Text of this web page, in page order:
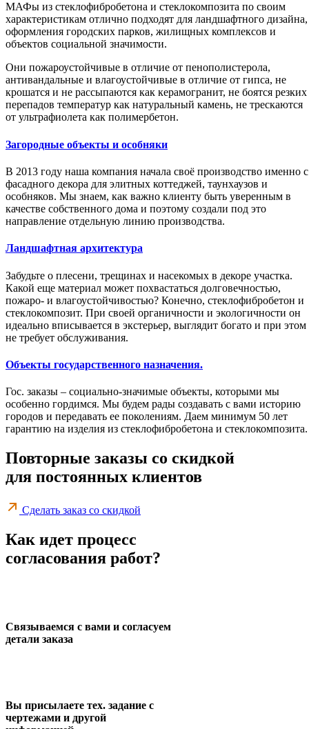
МАФы из стеклофибробетона и стеклокомпозита по своим
характеристикам отлично подходят для ландшафтного дизайна,
оформления городских парков, жилищных комплексов и
объектов социальной значимости.
Они пожароустойчивые в отличие от пенополистерола,
антивандальные и влагоустойчивые в отличие от гипса, не
крошатся и не рассыпаются как керамогранит, не боятся резких
перепадов температур как натуральный камень, не трескаются
от ультрафиолета как полимербетон.
Загородные объекты и особняки
В 2013 году наша компания начала своё производство именно с
фасадного декора для элитных коттеджей, таунхаузов и
особняков. Мы знаем, как важно клиенту быть уверенным в
качестве собственного дома и поэтому создали под это
направление отдельную линию производства.
Ландшафтная архитектура
Забудьте о плесени, трещинах и насекомых в декоре участка.
Какой еще материал может похвастаться долговечностью,
пожаро- и влагоустойчивостью? Конечно, стеклофибробетон и
стеклокомпозит. При своей органичности и экологичности он
идеально вписывается в экстерьер, выглядит богато и при этом
не требует обслуживания.
Объекты государственного назначения.
Гос. заказы – социально-значимые объекты, которыми мы
особенно гордимся. Мы будем рады создавать с вами историю
городов и передавать ее поколениям. Даем минимум 50 лет
гарантию на изделия из стеклофибробетона и стеклокомпозита.
Повторные заказы со скидкой
для постоянных клиентов
Сделать заказ со скидкой
Как идет процесс
согласования работ?
Связываемся с вами и согласуем
детали заказа
Вы присылаете тех. задание с
чертежами и другой